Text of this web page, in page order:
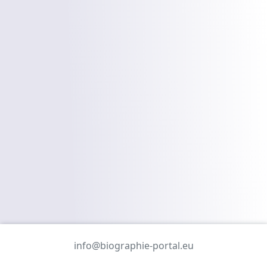
info@biographie-portal.eu